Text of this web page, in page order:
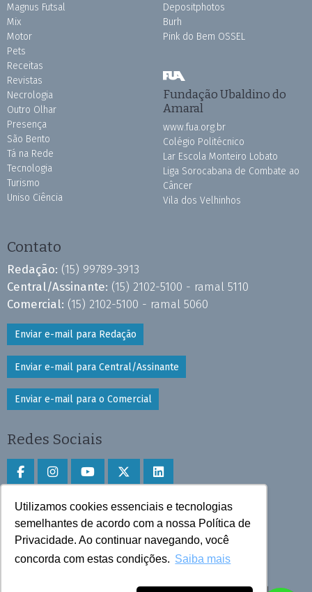
Utilizamos cookies essenciais e tecnologias
semelhantes de acordo com a nossa Política de
Privacidade. Ao continuar navegando, você
concorda com estas condições. Saiba mais
Magnus Futsal
Mix
Motor
Pets
Receitas
Revistas
Necrologia
Outro Olhar
Presença
São Bento
Tá na Rede
Tecnologia
Turismo
Uniso Ciência
Depositphotos
Burh
Pink do Bem OSSEL
Fundação Ubaldino do
Amaral
www.fua.org.br
Colégio Politécnico
Lar Escola Monteiro Lobato
Liga Sorocabana de Combate ao
Câncer
Vila dos Velhinhos
Contato
Redação: (15) 99789-3913
Central/Assinante: (15) 2102-5100 - ramal 5110
Comercial: (15) 2102-5100 - ramal 5060
Enviar e-mail para Redação
Enviar e-mail para Central/Assinante
Enviar e-mail para o Comercial
Redes Sociais
Faça download do aplicativo
Play Store e App Store